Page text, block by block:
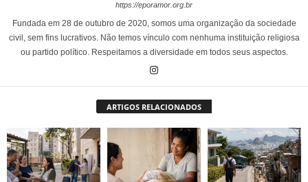
https://eporamor.org.br
Fundada em 28 de outubro de 2020, somos uma organização da sociedade
civil, sem fins lucrativos. Não temos vínculo com nenhuma instituição religiosa
ou partido político. Respeitamos a diversidade em todos seus aspectos.
ARTIGOS RELACIONADOS